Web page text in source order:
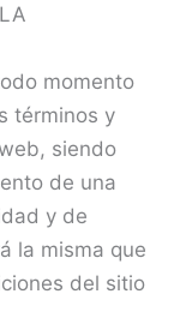
momento
términos y
siendo
de una
y de
la misma que
del sitio